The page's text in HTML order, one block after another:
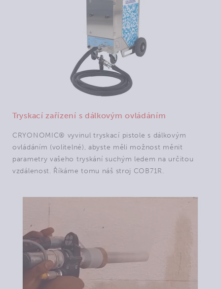
Tryskací zařízení s dálkovým ovládáním
CRYONOMIC® vyvinul tryskací pistole s dálkovým
ovládáním (volitelné), abyste měli možnost měnit
parametry vašeho tryskání suchým ledem na určitou
vzdálenost. Říkáme tomu náš stroj COB71R.